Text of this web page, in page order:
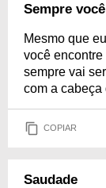
Sempre você
Mesmo que
você encontre
sempre vai
com a cabeça
COPIAR
Saudade